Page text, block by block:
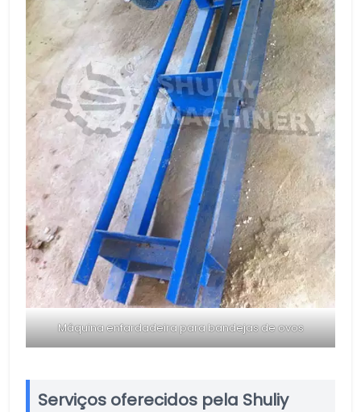
Máquina enfardadeira para bandejas de ovos
Serviços oferecidos pela Shuliy